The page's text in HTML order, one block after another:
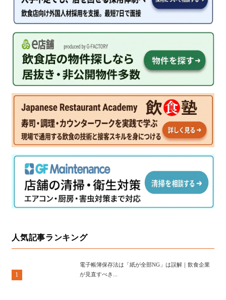
人気記事ランキング
1
電子帳簿保存法は「紙が全部NG」は誤解｜飲食企業
が見直すべき...